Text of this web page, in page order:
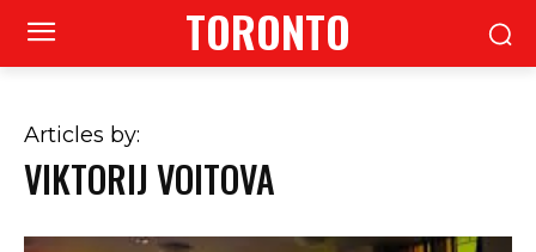
TORONTO
Articles by:
VIKTORIJ VOITOVA